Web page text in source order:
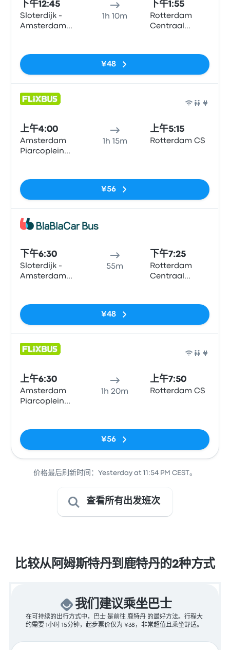
下午12:45
Sloterdijk -
Amsterdam
1h 10m
下午1:55
Rotterdam
Centraal
¥48
上午4:00
Amsterdam
Piarcoplein
1h 15m
上午5:15
Rotterdam CS
¥56
下午6:30
Sloterdijk -
Amsterdam
55m
下午7:25
Rotterdam
Centraal
¥48
上午6:30
Amsterdam
Piarcoplein
1h 20m
上午7:50
Rotterdam CS
¥56
价格最后刷新时间：Yesterday at 11:54 PM CEST。
查看所有出发班次
比较从阿姆斯特丹到鹿特丹的2种方式
我们建议乘坐巴士
在可持续的出行方式中，巴士 是前往 鹿特丹 的最好方法。行程大
约需要 1小时 15分钟，起步票价仅为 ¥38，非常超值且乘坐舒适。